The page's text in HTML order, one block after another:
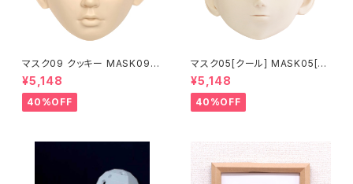
マスク09 クッキー MASK09
“COOKIE”
¥5,148
40%OFF
マスク05[クール] MASK05[C
OOL]
¥5,148
40%OFF